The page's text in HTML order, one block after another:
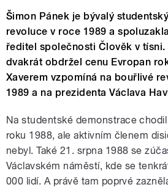
Šimon Pánek je bývalý
revoluce v roce 1989 a
ředitel společnosti Člověk v
dvakrát obdržel cenu Evropan
Xaverem vzpomíná na bouřlivé
1989 a na prezidenta Václava
Na studentské demonstrace
roku 1988, ale aktivním členem
nebyl. Také 21. srpna 1988 se
Václavském náměstí, kde se
000 lidí. A právě tam poprvé